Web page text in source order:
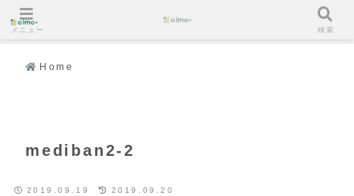
Home
mediban2-2
2019.09.19 2019.09.20
メニュー 検索